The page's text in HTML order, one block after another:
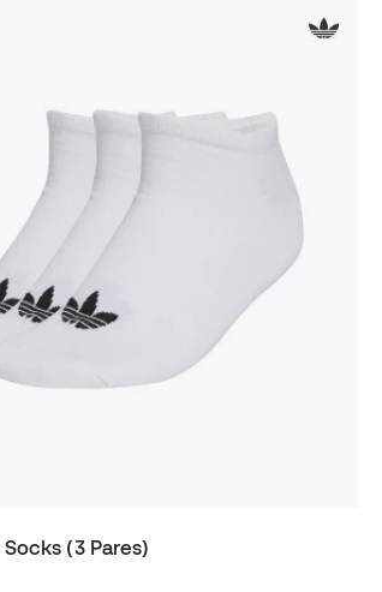
(3 Pares)